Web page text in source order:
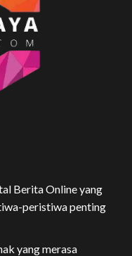
Berita Online yang
peristiwa penting
yang merasa